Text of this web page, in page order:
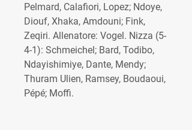
Pelmard, Calafiori, Lopez; Ndoye,
Diouf, Xhaka, Amdouni; Fink,
Zeqiri. Allenatore: Vogel. Nizza (5-
4-1): Schmeichel; Bard, Todibo,
Ndayishimiye, Dante, Mendy;
Thuram Ulien, Ramsey, Boudaoui,
Pépé; Moffi.